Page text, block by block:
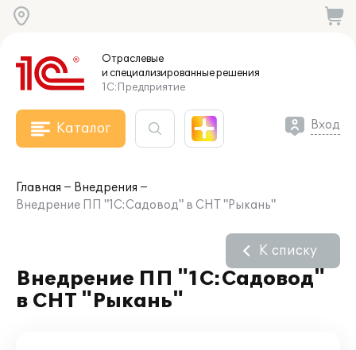
Отраслевые
и специализированныерешения
1С:Предприятие
Каталог Вход
Главная
Внедрения
Внедрение ПП "1С:Садовод" в СНТ "Рыкань"
Внедрение ПП "1С:Садовод"
в СНТ "Рыкань"
К списку